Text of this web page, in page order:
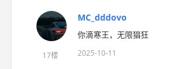
17楼
MC_dddovo
你滴寒王，无限猖狂
2025-10-11